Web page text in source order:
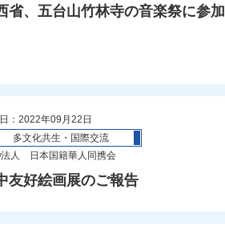
省、五台山竹林寺の音楽祭に参加
：2022年09月22日
多文化共生・国際交流
法人 日本国籍華人同携会
友好絵画展のご報告